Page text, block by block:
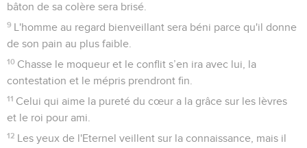
bâton de sa colère sera brisé.
9 L'homme au regard bienveillant sera béni parce qu'il donne
de son pain au plus faible.
10 Chasse le moqueur et le conflit s’en ira avec lui, la
contestation et le mépris prendront fin.
11 Celui qui aime la pureté du cœur a la grâce sur les lèvres
et le roi pour ami.
12 Les yeux de l'Eternel veillent sur la connaissance, mais il